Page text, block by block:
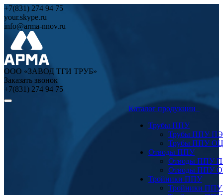
+7(831) 274 94 75
your.skype.ru
info@arma-nnov.ru
ООО «ЗАВОД ТГИ ТРУБ»
Заказать звонок
+7(831) 274 94 75
Каталог продукции
Трубы ППУ
Трубы ППУ ПЭ
Трубы ППУ ОЦ
Отводы ППУ
Отводы ППУ
Отводы ППУ
Тройники ППУ
Тройники